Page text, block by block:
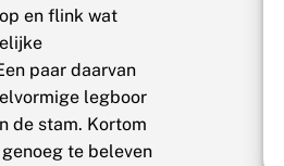
en flink wat
paar daarvan
legboor
de stam. Kortom
genoeg te beleven